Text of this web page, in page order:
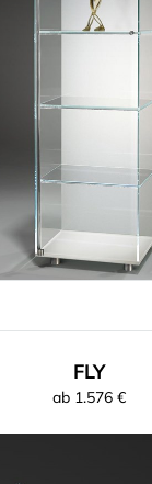
FLY
ab 1.576 €